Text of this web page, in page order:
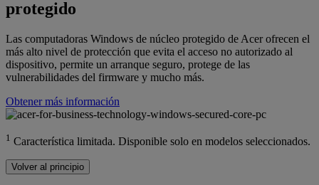
protegido
Las computadoras Windows de núcleo protegido de Acer ofrecen el
más alto nivel de protección que evita el acceso no autorizado al
dispositivo, permite un arranque seguro, protege de las
vulnerabilidades del firmware y mucho más.
Obtener más información
1 Característica limitada. Disponible solo en modelos seleccionados.
Volver al principio